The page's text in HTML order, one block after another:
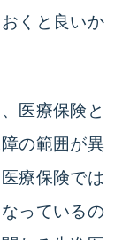
くと良いか
医療保険と
の範囲が異
療保険では
っているの